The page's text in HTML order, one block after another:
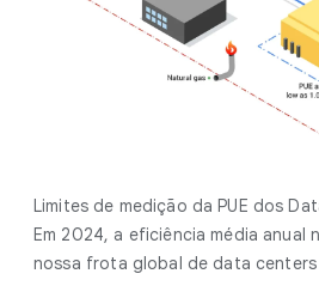
Limites de medição da PUE dos
Em 2024, a eficiência média anual
nossa frota global de data